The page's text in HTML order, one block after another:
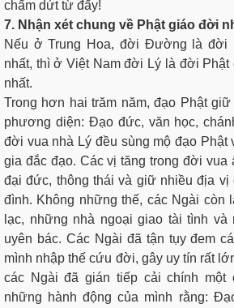
chấm dứt từ đấy!
7. Nhận xét chung về Phật giáo đời
Nếu ở Trung Hoa, đời Ðường là đời
nhất, thì ở Việt Nam đời Lý là đời
nhất.
Trong hơn hai trăm năm, đạo Phật
phương diện: Ðạo đức, văn học,
đời vua nhà Lý đều sùng mộ đạo Phật
gia đắc đạo. Các vị tăng trong đời vua
đại đức, thông thái và giữ nhiều địa vị
đình. Không những thế, các Ngài còn
lạc, những nhà ngoại giao tài tình và
uyên bác. Các Ngài đã tận tụy đem
mình nhập thế cứu đời, gây uy tín rất
các Ngài đã gián tiếp cải chính một
những hành động của mình rằng: